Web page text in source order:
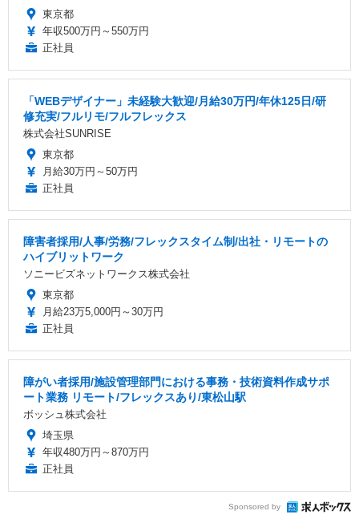
東京都
年収500万円～550万円
正社員
「WEBデザイナー」未経験大歓迎/月給30万円/年休125日/研
修充実/フルリモ/フルフレックス
株式会社SUNRISE
東京都
月給30万円～50万円
正社員
障害者採用/人事/労務/フレックスタイム制/出社・リモートの
ハイブリットワーク
ソニービズネットワークス株式会社
東京都
月給23万5,000円～30万円
正社員
障がい者採用/施設管理部門における事務・技術資料作成サポ
ート業務 リモート/フレックスあり/東松山駅
ボッシュ株式会社
埼玉県
年収480万円～870万円
正社員
Sponsored by